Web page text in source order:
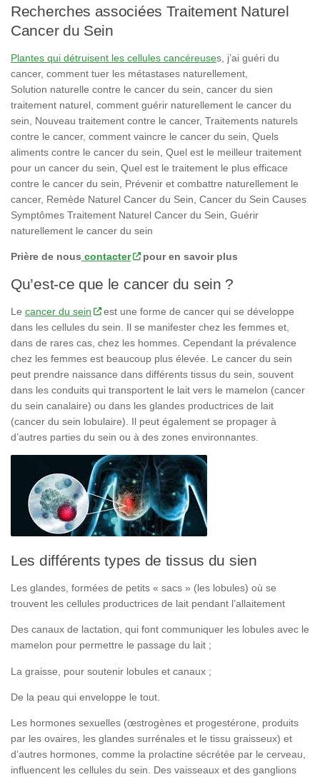
Recherches associées Traitement Naturel
Cancer du Sein
Plantes qui détruisent les cellules cancéreuses, j’ai guéri du
cancer, comment tuer les métastases naturellement,
Solution naturelle contre le cancer du sein, cancer du sien
traitement naturel, comment guérir naturellement le cancer du
sein, Nouveau traitement contre le cancer, Traitements naturels
contre le cancer, comment vaincre le cancer du sein, Quels
aliments contre le cancer du sein, Quel est le meilleur traitement
pour un cancer du sein, Quel est le traitement le plus efficace
contre le cancer du sein, Prévenir et combattre naturellement le
cancer, Remède Naturel Cancer du Sein, Cancer du Sein Causes
Symptômes Traitement Naturel Cancer du Sein, Guérir
naturellement le cancer du sein
Prière de nous contacter pour en savoir plus
Qu’est-ce que le cancer du sein ?
Le cancer du sein
est une forme de cancer qui se développe
dans les cellules du sein. Il se manifester chez les femmes et,
dans de rares cas, chez les hommes. Cependant la prévalence
chez les femmes est beaucoup plus élevée. Le cancer du sein
peut prendre naissance dans différents tissus du sein, souvent
dans les conduits qui transportent le lait vers le mamelon (cancer
du sein canalaire) ou dans les glandes productrices de lait
(cancer du sein lobulaire). Il peut également se propager à
d’autres parties du sein ou à des zones environnantes.
Les différents types de tissus du sien
Les glandes, formées de petits « sacs » (les lobules) où se
trouvent les cellules productrices de lait pendant l’allaitement
Des canaux de lactation, qui font communiquer les lobules avec le
mamelon pour permettre le passage du lait ;
La graisse, pour soutenir lobules et canaux ;
De la peau qui enveloppe le tout.
Les hormones sexuelles (œstrogènes et progestérone, produits
par les ovaires, les glandes surrénales et le tissu graisseux) et
d’autres hormones, comme la prolactine sécrétée par le cerveau,
influencent les cellules du sein. Des vaisseaux et des ganglions